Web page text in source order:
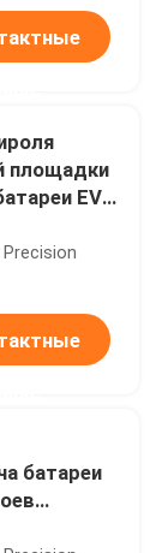
площадки
EV
Precision
батареи